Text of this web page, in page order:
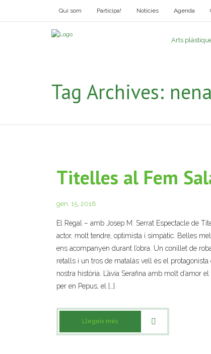
Qui som Participa! Notícies Agenda
Arts
Tag Archives: nena
Titelles al Fem
gen. 15, 2018
El Regal – amb Josep M. Serrat Espectacle de
actor, molt tendre, optimista i simpàtic. Belles
ens acompanyen durant l’obra. Un conillet de
retalls i un tros de matalàs vell és el protagonista
nostra història. L’àvia Serafina amb molt d’amor
per en Pepus, el […]
Llegeix més